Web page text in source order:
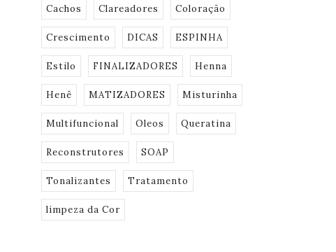
Cachos Clareadores Coloração
Crescimento DICAS ESPINHA
Estilo FINALIZADORES Henna
Henê MATIZADORES Misturinha
Multifuncional Oleos Queratina
Reconstrutores SOAP
Tonalizantes Tratamento
limpeza da Cor